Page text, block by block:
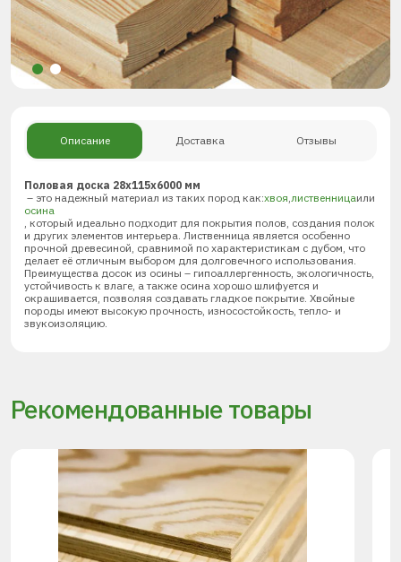
Описание Доставка Отзывы
Половая доска 28х115х6000 мм
– это надежный материал из таких пород как:хвоя,лиственницаили
осина
, который идеально подходит для покрытия полов, создания полок
и других элементов интерьера. Лиственница является особенно
прочной древесиной, сравнимой по характеристикам с дубом, что
делает её отличным выбором для долговечного использования.
Преимущества досок из осины – гипоаллергенность, экологичность,
устойчивость к влаге, а также осина хорошо шлифуется и
окрашивается, позволяя создавать гладкое покрытие. Хвойные
породы имеют высокую прочность, износостойкость, тепло- и
звукоизоляцию.
Рекомендованные товары